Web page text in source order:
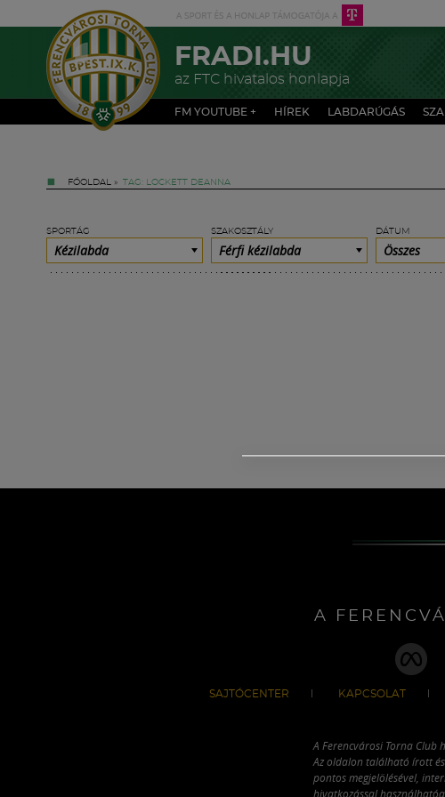
FRADI.HU
az FTC hivatalos honlapja
FM YOUTUBE + HÍREK LABDARÚGÁS
FŐOLDAL » TAG: LOCKETT DEANNA
SPORTÁG
Kézilabda
SZAKOSZTÁLY
Férfi kézilabda
DÁTUM
Összes
A
SAJTÓCENTER KAPCSOLAT
A Ferencvárosi Torna Club
Az oldalon található írott
pontos megjelölésével,
hivatkozással